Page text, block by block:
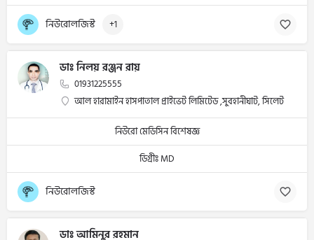
নিউরোলজিস্ট +1
ডাঃ নিলয় রঞ্জন রায়
01931225555
আল হারামাইন হাসপাতাল প্রাইভেট লিমিটেড ,সুবহানীঘাট, সিলেট
নিউরো মেডিসিন বিশেষজ্ঞ
ডিগ্রীঃ MD
নিউরোলজিস্ট
ডাঃ আমিনুর রহমান